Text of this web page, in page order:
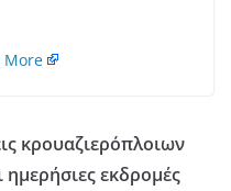
More
κρουαζιερόπλοιων
ημερήσιες εκδρομές